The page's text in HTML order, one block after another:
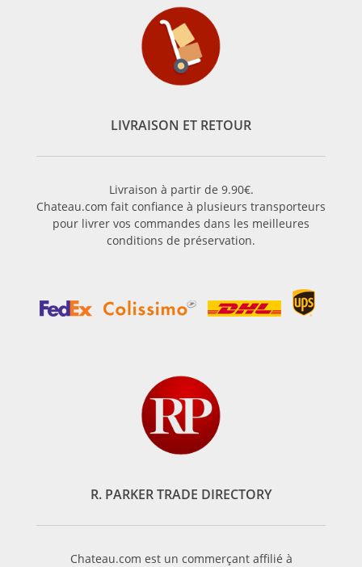
LIVRAISON ET RETOUR
Livraison à partir de 9.90€.
Chateau.com fait confiance à plusieurs transporteurs
pour livrer vos commandes dans les meilleures
conditions de préservation.
R. PARKER TRADE DIRECTORY
Chateau.com est un commerçant affilié à